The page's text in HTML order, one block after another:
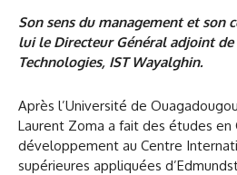
Son sens du management et son
lui le Directeur Général adjoint
Technologies, IST Wayalghin.
Après l’Université de
Laurent Zoma a fait des études
développement au Centre
supérieures appliquées